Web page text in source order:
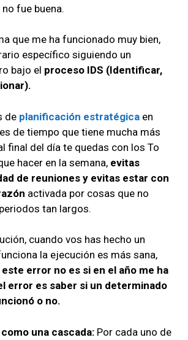
fue buena.
que me ha funcionado muy bien,
específico siguiendo un
bajo el proceso IDS (Identificar,
de planificación estratégica en
de tiempo que tiene mucha más
final del día te quedas con los To
hacer en la semana, evitas
de reuniones y evitas estar con
activada por cosas que no
tan largos.
cuando vos has hecho un
la ejecución es más sana,
este error no es si en el año me ha
error es saber si un determinado
o no.
una cascada: Por cada uno de